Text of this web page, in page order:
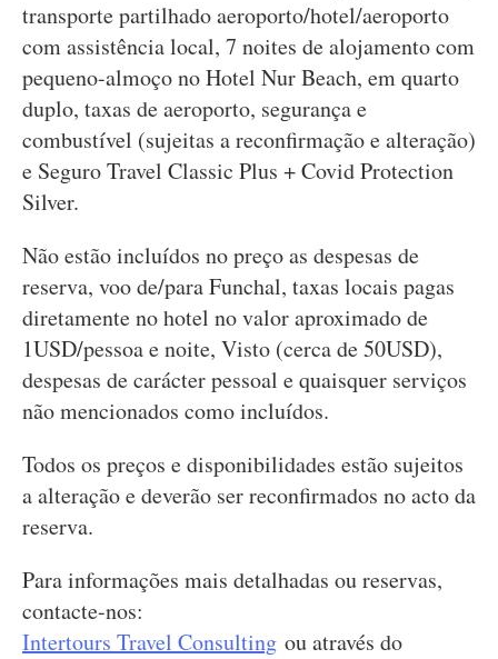
transporte partilhado aeroporto/hotel/aeroporto
com assistência local, 7 noites de alojamento com
pequeno-almoço no Hotel Nur Beach, em quarto
duplo, taxas de aeroporto, segurança e
combustível (sujeitas a reconfirmação e alteração)
e Seguro Travel Classic Plus + Covid Protection
Silver.
Não estão incluídos no preço as despesas de
reserva, voo de/para Funchal, taxas locais pagas
diretamente no hotel no valor aproximado de
1USD/pessoa e noite, Visto (cerca de 50USD),
despesas de carácter pessoal e quaisquer serviços
não mencionados como incluídos.
Todos os preços e disponibilidades estão sujeitos
a alteração e deverão ser reconfirmados no acto da
reserva.
Para informações mais detalhadas ou reservas,
contacte-nos:
Intertours Travel Consulting ou através do